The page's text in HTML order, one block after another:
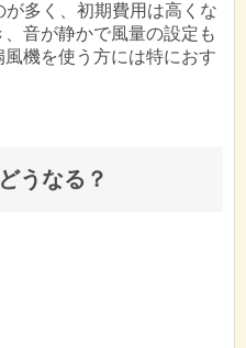
多く、初期費用は高くな
音が静かで風量の設定も
機を使う方には特におす
うなる？